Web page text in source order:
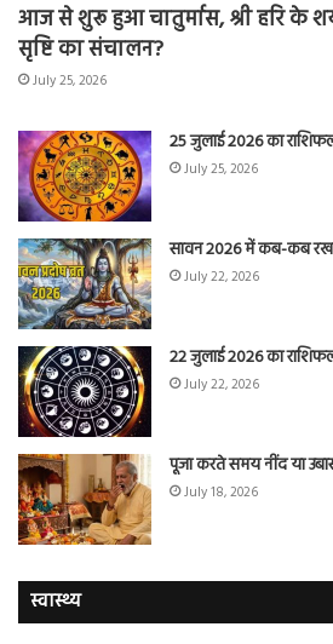
आज से शुरू हुआ चातुर्मास, श्री हरि के
सृष्टि का संचालन?
July 25, 2026
25 जुलाई 2026 का
July 25, 2026
सावन 2026 में कब-कब रखा
July 22, 2026
22 जुलाई 2026 का
July 22, 2026
पूजा करते समय नींद या
July 18, 2026
स्वास्थ्य